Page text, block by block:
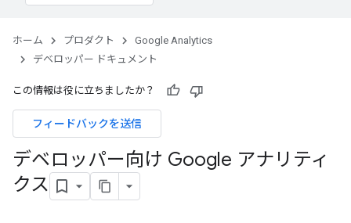
ホーム プロダクト
Google Analytics
デベロッパー ドキュメント
この情報は役に立ちましたか？
フィードバックを送信
デベロッパー向け Google アナリティ
クス